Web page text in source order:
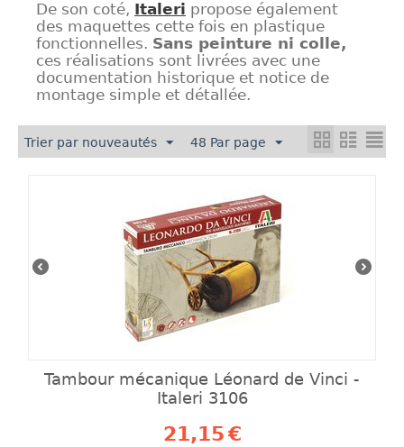
De son coté,
Italeri propose également
des maquettes cette fois en plastique
fonctionnelles. Sans peinture ni colle,
ces réalisations sont livrées avec une
documentation historique et notice de
montage simple et détallée.
Trier par nouveautés 48 Par page
Tambour mécanique Léonard de Vinci -
Italeri 3106
21,15€